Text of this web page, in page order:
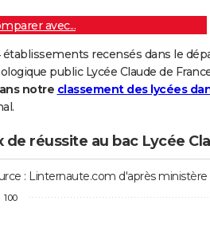
avec...
établissements recensés dans le
public Lycée Claude de
notre classement des lycées
de réussite au bac Lycée
: Linternaute.com d'après
100